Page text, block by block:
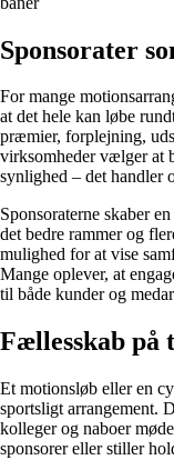
Sponsorater
For mange
at det hele kan løbe
præmier, forplejning,
virksomheder vælger at
synlighed – det handler
Sponsoraterne skaber
det bedre rammer og
mulighed for at vise
Mange oplever, at
til både kunder og
Fællesskab på
Et motionsløb eller en
sportsligt arrangement.
kolleger og naboer
sponsorer eller stiller